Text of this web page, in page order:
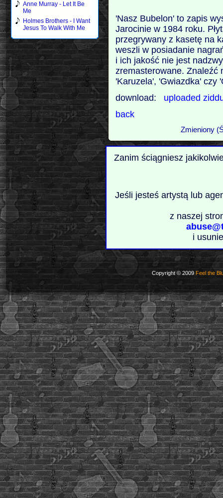
Anne Murray - Let It Be
Me
Holmes Brothers - I Want
Jesus To Walk With Me
'Nasz Bubelon' to zapis
Jarocinie w 1984 roku.
przegrywany z kasetę na
weszli w posiadanie
i ich jakość nie jest
zremasterowane. Znaleźć
'Karuzela', 'Gwiazdka' czy
download: uploaded
back
Zmieniony
Zanim ściągniesz
Jeśli jesteś artystą lub
z naszej
i
Copyright © 2009 Feel the